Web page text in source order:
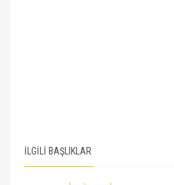
İLGİLİ BAŞLIKLAR